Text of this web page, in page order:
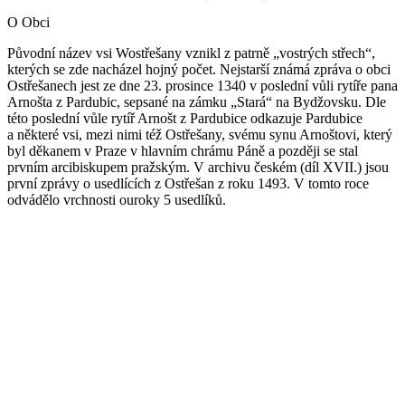
O Obci
Původní název vsi Wostřešany vznikl z patrně „vostrých střech“,
kterých se zde nacházel hojný počet. Nejstarší známá zpráva o obci
Ostřešanech jest ze dne 23. prosince 1340 v poslední vůli rytíře pana
Arnošta z Pardubic, sepsané na zámku „Stará“ na Bydžovsku. Dle
této poslední vůle rytíř Arnošt z Pardubice odkazuje Pardubice
a některé vsi, mezi nimi též Ostřešany, svému synu Arnoštovi, který
byl děkanem v Praze v hlavním chrámu Páně a později se stal
prvním arcibiskupem pražským. V archivu českém (díl XVII.) jsou
první zprávy o usedlících z Ostřešan z roku 1493. V tomto roce
odvádělo vrchnosti ouroky 5 usedlíků.